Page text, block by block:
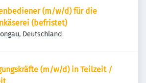
(m/w/d) für die
(befristet)
Deutschland
(m/w/d) in Teilzeit /